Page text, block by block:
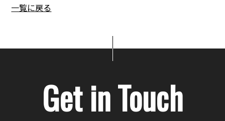
一覧に戻る
Get in Touch